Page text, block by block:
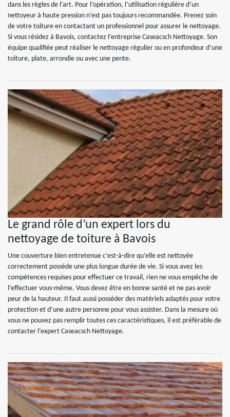
dans les règles de l’art. Pour l’opération, l’utilisation régulière d’un
nettoyeur à haute pression n’est pas toujours recommandée. Prenez soin
de votre toiture en contactant un professionnel pour assurer le nettoyage.
Si vous résidez à Bavois, contactez l’entreprise Caseacsch Nettoyage. Son
équipe qualifiée peut réaliser le nettoyage régulier ou en profondeur d’une
toiture, plate, arrondie ou avec une pente.
Le grand rôle d’un expert lors du
nettoyage de toiture à Bavois
Une couverture bien entretenue c’est-à-dire qu’elle est nettoyée
correctement possède une plus longue durée de vie. Si vous avez les
compétences requises pour effectuer ce travail, rien ne vous empêche de
l’effectuer vous-même. Vous devez être en bonne santé et ne pas avoir
peur de la hauteur. Il faut aussi posséder des matériels adaptés pour votre
protection et d’une autre personne pour vous assister. Dans la mesure où
vous ne pouvez pas remplir toutes ces caractéristiques, il est préférable de
contacter l’expert Caseacsch Nettoyage.